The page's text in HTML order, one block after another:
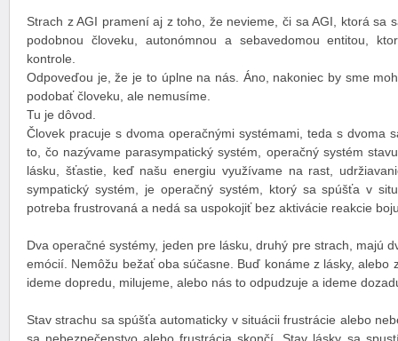
Strach z AGI pramení aj z toho, že nevieme, či sa AGI, ktorá sa
podobnou človeku, autonómnou a sebavedomou entitou,
kontrole.
Odpoveďou je, že je to úplne na nás. Áno, nakoniec by sme
podobať človeku, ale nemusíme.
Tu je dôvod.
Človek pracuje s dvoma operačnými systémami, teda s dvoma
to, čo nazývame parasympatický systém, operačný systém
lásku, šťastie, keď našu energiu využívame na rast,
sympatický systém, je operačný systém, ktorý sa spúšťa v
potreba frustrovaná a nedá sa uspokojiť bez aktivácie reakcie
Dva operačné systémy, jeden pre lásku, druhý pre strach, majú
emócií. Nemôžu bežať oba súčasne. Buď konáme z lásky, alebo
ideme dopredu, milujeme, alebo nás to odpudzuje a ideme
Stav strachu sa spúšťa automaticky v situácii frustrácie alebo
sa nebezpečenstvo alebo frustrácia skončí. Stav lásky sa